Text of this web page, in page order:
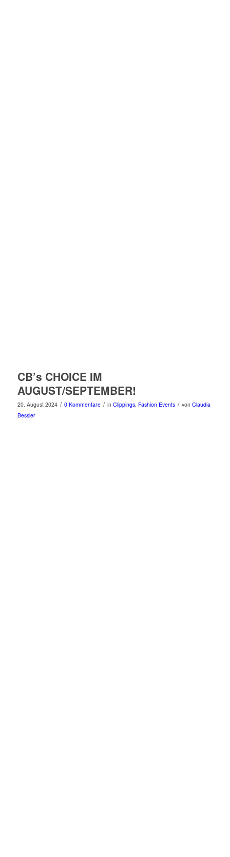
CB’s CHOICE IM
AUGUST/SEPTEMBER!
20. August 2024 / 0 Kommentare / in Clippings, Fashion Events / von Claudia
Bessler